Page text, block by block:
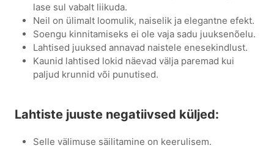
lase sul vabalt liikuda.
Neil on ülimalt loomulik, naiselik ja elegantne efekt.
Soengu kinnitamiseks ei ole vaja sadu juuksenõelu.
Lahtised juuksed annavad naistele enesekindlust.
Kaunid lahtised lokid näevad välja paremad kui
paljud krunnid või punutised.
Lahtiste juuste negatiivsed küljed:
Selle välimuse säilitamine on keerulisem.